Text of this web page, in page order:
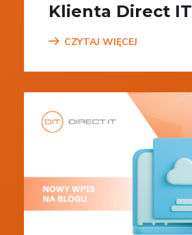
Klienta Direct IT
CZYTAJ WIĘCEJ